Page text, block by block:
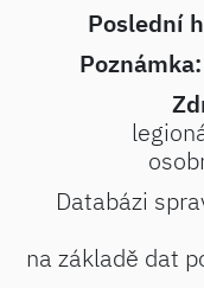
Poslední
Poznámka:
Databázi
na základě dat